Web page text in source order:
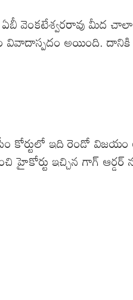
మీద చాలా
అయింది. దానికి
కోర్టులో ఇది రెండో
ఇచ్చిన గాగ్ ఆర్డర్